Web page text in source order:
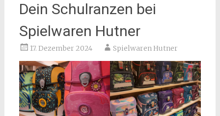
Dein Schulranzen bei
Spielwaren Hutner
17. Dezember 2024 Spielwaren Hutner